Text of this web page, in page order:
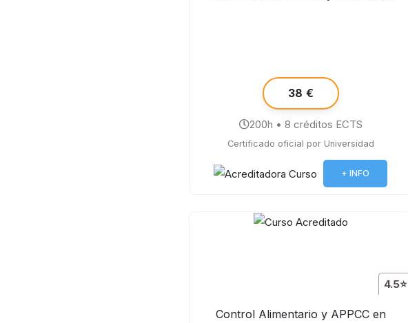
38 €
200h • 8 créditos ECTS
Certificado oficial por Universidad
+ INFO
4.5⭐
Control Alimentario y APPCC en